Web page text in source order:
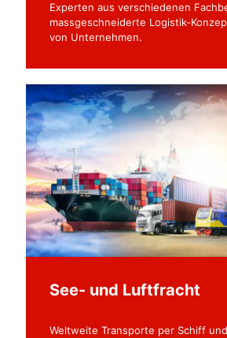
Experten aus verschiedenen
massgeschneiderte Logistik-
von Unternehmen.
See- und Luftfracht
Weltweite Transporte per Schiff